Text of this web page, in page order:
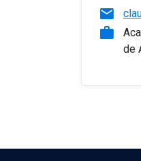
email
work
de